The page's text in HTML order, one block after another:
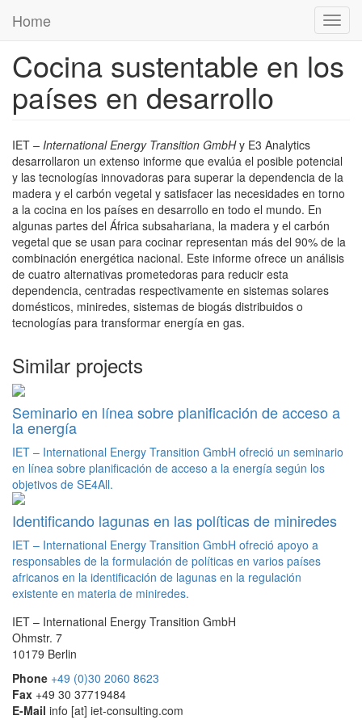
Home
Cocina sustentable en los
países en desarrollo
IET – International Energy Transition GmbHy E3 Analytics
desarrollaron un extenso informe que evalúa el posible potencial
y las tecnologías innovadoras para superar la dependencia de la
madera y el carbón vegetal y satisfacer las necesidades en torno
a la cocina en los países en desarrollo en todo el mundo. En
algunas partes del África subsahariana, la madera y el carbón
vegetal que se usan para cocinar representan más del 90% de la
combinación energética nacional. Este informe ofrece un análisis
de cuatro alternativas prometedoras para reducir esta
dependencia, centradas respectivamente en sistemas solares
domésticos, miniredes, sistemas de biogás distribuidos o
tecnologías para transformar energía en gas.
Similar projects
Seminario en línea sobre planificación de acceso a
la energía
IET – International Energy Transition GmbH ofreció un seminario
en línea sobre planificación de acceso a la energía según los
objetivos de SE4All.
Identificando lagunas en las políticas de miniredes
IET – International Energy Transition GmbH ofreció apoyo a
responsables de la formulación de políticas en varios países
africanos en la identificación de lagunas en la regulación
existente en materia de miniredes.
IET – International Energy Transition GmbH
Ohmstr. 7
10179 Berlin
Phone +49 (0)30 2060 8623
Fax +49 30 37719484
E-Mail info [at] iet-consulting.com